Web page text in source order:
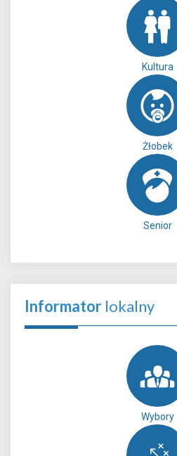
Kultura
Żłobek
Senior
Informator lokalny
Wybory